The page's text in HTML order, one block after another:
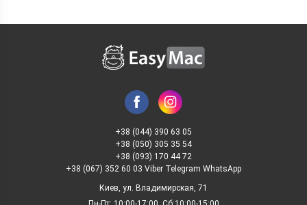
+38 (044) 390 63 05
+38 (050) 305 35 54
+38 (093) 170 44 72
+38 (067) 352 60 03 Viber Telegram WhatsApp
Киев, ул. Владимирская, 71